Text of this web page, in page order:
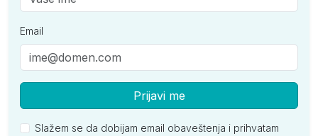
Email
Prijavi me
Slažem se da dobijam email obaveštenja i prihvatam